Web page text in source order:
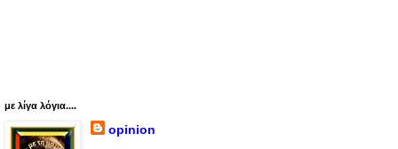
με λίγα λόγια....
opinion